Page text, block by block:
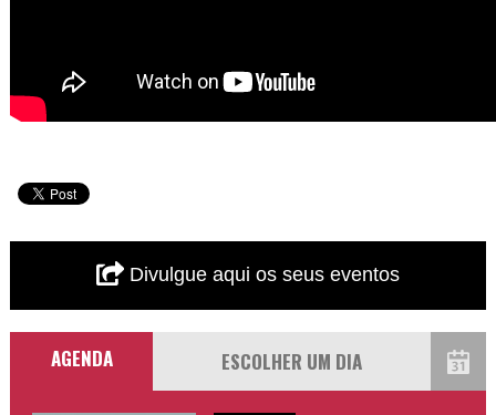
Divulgue aqui os seus eventos
AGENDA